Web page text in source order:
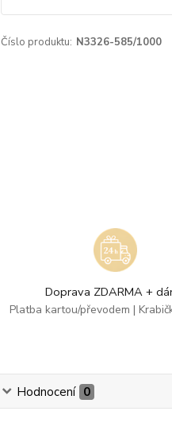
Číslo produktu: N3326-585/1000
Doprava ZDARMA +
Platba kartou/převodem |
Hodnocení 0